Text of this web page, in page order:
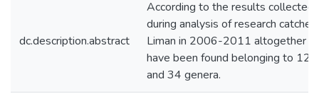
dc.description.abstract
According to the results collected
during analysis of research
Liman in 2006-2011 altogether
have been found belonging to 12
and 34 genera.